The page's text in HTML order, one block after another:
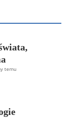
temu